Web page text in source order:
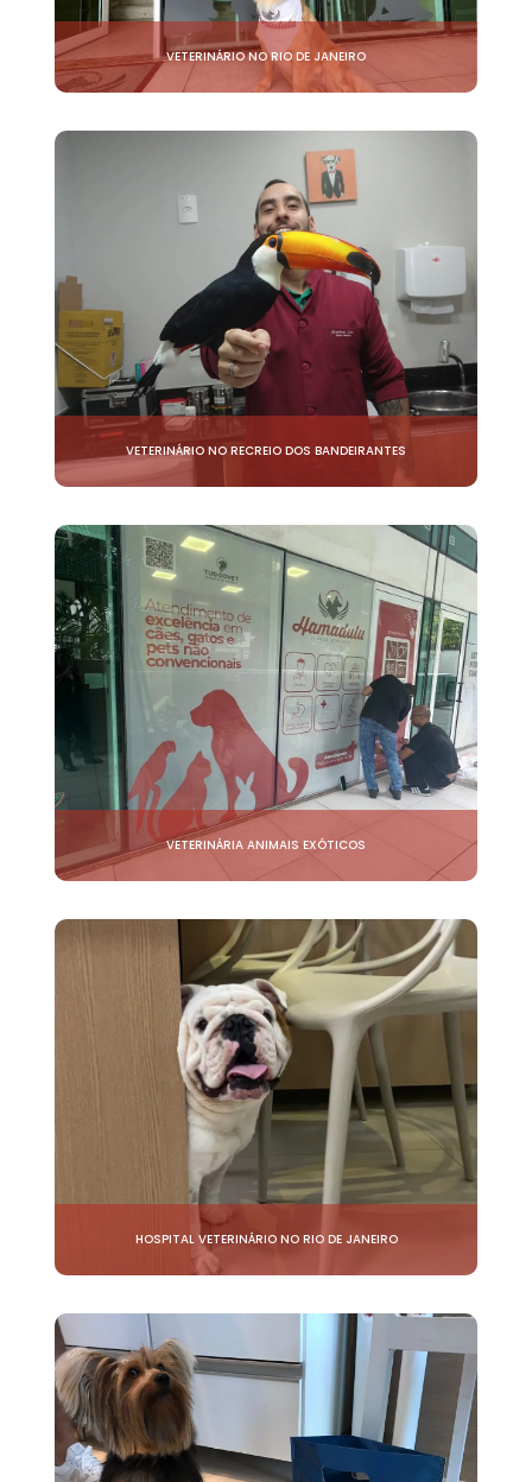
VETERINÁRIO NO RIO DE JANEIRO
VETERINÁRIO NO RECREIO DOS BANDEIRANTES
VETERINÁRIA ANIMAIS EXÓTICOS
HOSPITAL VETERINÁRIO NO RIO DE JANEIRO